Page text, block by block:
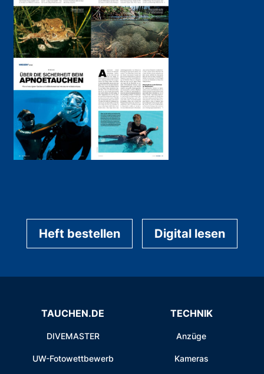
Heft bestellen Digital lesen
TAUCHEN.DE
DIVEMASTER
UW-Fotowettbewerb
TECHNIK
Anzüge
Kameras